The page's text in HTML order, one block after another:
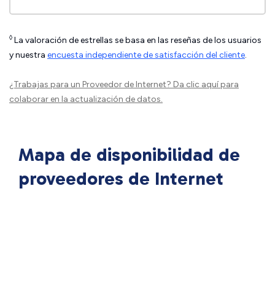
◊ La valoración de estrellas se basa en las reseñas de los usuarios
y nuestra encuesta independiente de satisfacción del cliente.
¿Trabajas para un Proveedor de Internet? Da clic aquípara
colaborar en la actualización de datos.
Mapa de disponibilidad de
proveedores de Internet